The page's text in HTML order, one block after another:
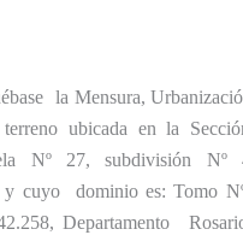
la Mensura,
ubicada enla
Nº 27, subdivisión
y cuyo
dominio es: Tomo
Departamento